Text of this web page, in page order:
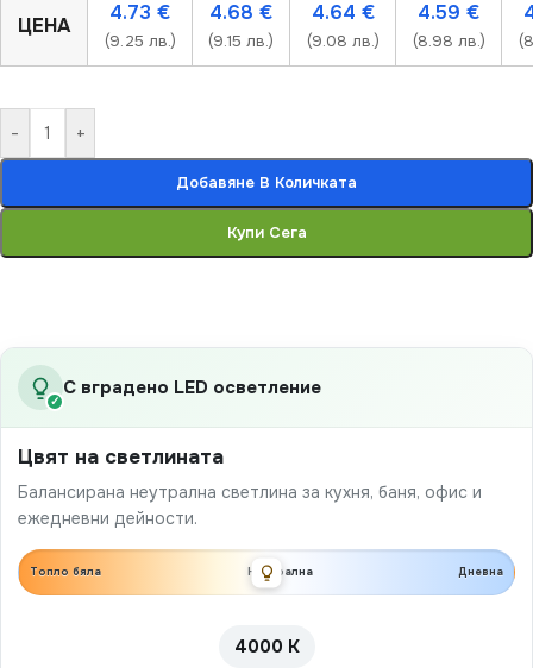
ЦЕНА
4.73 €
(9.25 лв.)
4.68 €
(9.15 лв.)
4.64 €
(9.08 лв.)
4.59 €
(8.98 лв.)
- +
Добавяне В Количката
Купи Сега
✓
С вградено LED осветление
Цвят на светлината
Балансирана неутрална светлина за кухня, баня, офис и
ежедневни дейности.
Топло бяла Неутрална Дневна
4000 K